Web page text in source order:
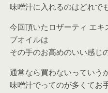
味噌汁に入れるのはどれ
今回頂いたロザーティ エ
ブオイルは
その手のお高めのいい感じ
通常なら買わないっていう
味噌汁でってのが多くてお